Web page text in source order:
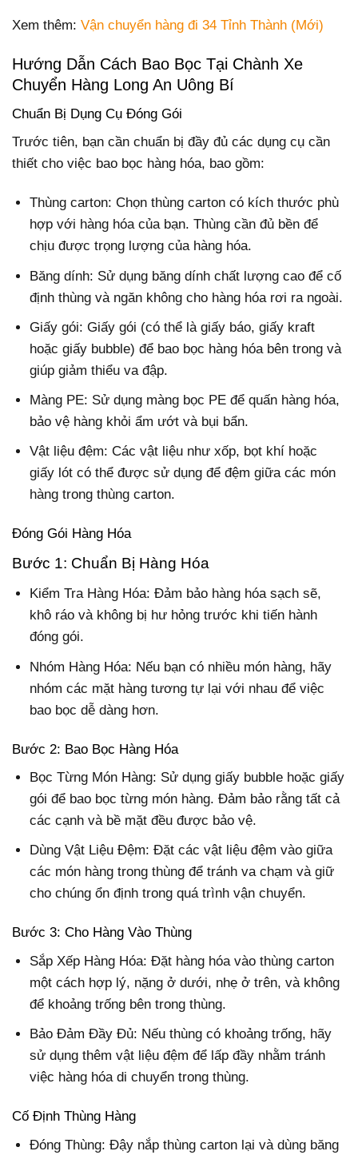
Xem thêm: Vận chuyển hàng đi 34 Tỉnh Thành (Mới)
Hướng Dẫn Cách Bao Bọc Tại Chành Xe
Chuyển Hàng Long An Uông Bí
Chuẩn Bị Dụng Cụ Đóng Gói
Trước tiên, bạn cần chuẩn bị đầy đủ các dụng cụ cần
thiết cho việc bao bọc hàng hóa, bao gồm:
Thùng carton: Chọn thùng carton có kích thước phù
hợp với hàng hóa của bạn. Thùng cần đủ bền để
chịu được trọng lượng của hàng hóa.
Băng dính: Sử dụng băng dính chất lượng cao để cố
định thùng và ngăn không cho hàng hóa rơi ra ngoài.
Giấy gói: Giấy gói (có thể là giấy báo, giấy kraft
hoặc giấy bubble) để bao bọc hàng hóa bên trong và
giúp giảm thiểu va đập.
Màng PE: Sử dụng màng bọc PE để quấn hàng hóa,
bảo vệ hàng khỏi ẩm ướt và bụi bẩn.
Vật liệu đệm: Các vật liệu như xốp, bọt khí hoặc
giấy lót có thể được sử dụng để đệm giữa các món
hàng trong thùng carton.
Đóng Gói Hàng Hóa
Bước 1: Chuẩn Bị Hàng Hóa
Kiểm Tra Hàng Hóa: Đảm bảo hàng hóa sạch sẽ,
khô ráo và không bị hư hỏng trước khi tiến hành
đóng gói.
Nhóm Hàng Hóa: Nếu bạn có nhiều món hàng, hãy
nhóm các mặt hàng tương tự lại với nhau để việc
bao bọc dễ dàng hơn.
Bước 2: Bao Bọc Hàng Hóa
Bọc Từng Món Hàng: Sử dụng giấy bubble hoặc giấy
gói để bao bọc từng món hàng. Đảm bảo rằng tất cả
các cạnh và bề mặt đều được bảo vệ.
Dùng Vật Liệu Đệm: Đặt các vật liệu đệm vào giữa
các món hàng trong thùng để tránh va chạm và giữ
cho chúng ổn định trong quá trình vận chuyển.
Bước 3: Cho Hàng Vào Thùng
Sắp Xếp Hàng Hóa: Đặt hàng hóa vào thùng carton
một cách hợp lý, nặng ở dưới, nhẹ ở trên, và không
để khoảng trống bên trong thùng.
Bảo Đảm Đầy Đủ: Nếu thùng có khoảng trống, hãy
sử dụng thêm vật liệu đệm để lấp đầy nhằm tránh
việc hàng hóa di chuyển trong thùng.
Cố Định Thùng Hàng
Đóng Thùng: Đậy nắp thùng carton lại và dùng băng